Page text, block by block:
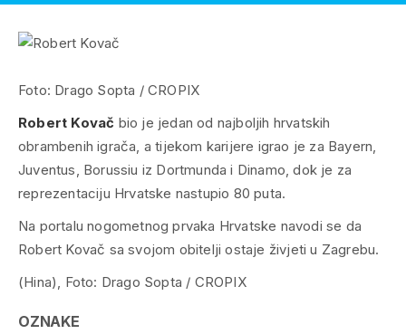
Foto: Drago Sopta / CROPIX
Robert Kovač bio je jedan od najboljih hrvatskih
obrambenih igrača, a tijekom karijere igrao je za Bayern,
Juventus, Borussiu iz Dortmunda i Dinamo, dok je za
reprezentaciju Hrvatske nastupio 80 puta.
Na portalu nogometnog prvaka Hrvatske navodi se da
Robert Kovač sa svojom obitelji ostaje živjeti u Zagrebu.
(Hina), Foto: Drago Sopta / CROPIX
OZNAKE